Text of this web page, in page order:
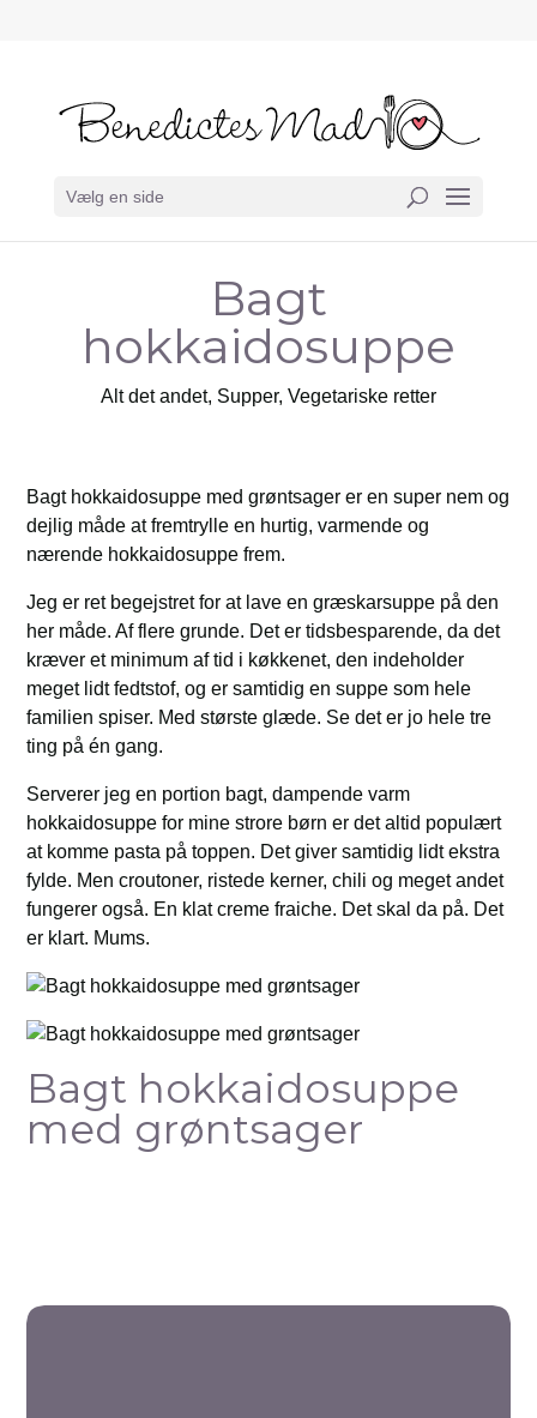
Vælg en side
Bagt
hokkaidosuppe
Alt det andet, Supper, Vegetariske retter
Bagt hokkaidosuppe med grøntsager er en super nem og
dejlig måde at fremtrylle en hurtig, varmende og
nærende hokkaidosuppe frem.
Jeg er ret begejstret for at lave en græskarsuppe på den
her måde. Af flere grunde. Det er tidsbesparende, da det
kræver et minimum af tid i køkkenet, den indeholder
meget lidt fedtstof, og er samtidig en suppe som hele
familien spiser. Med største glæde. Se det er jo hele tre
ting på én gang.
Serverer jeg en portion bagt, dampende varm
hokkaidosuppe for mine strore børn er det altid populært
at komme pasta på toppen. Det giver samtidig lidt ekstra
fylde. Men croutoner, ristede kerner, chili og meget andet
fungerer også. En klat creme fraiche. Det skal da på. Det
er klart. Mums.
Bagt hokkaidosuppe
med grøntsager